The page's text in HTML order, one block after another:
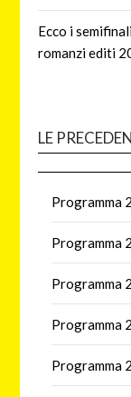
Ecco i
romanzi editi
LE
Programma
Programma
Programma
Programma
Programma